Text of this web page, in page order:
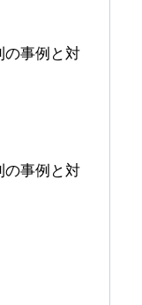
の事例と対
の事例と対